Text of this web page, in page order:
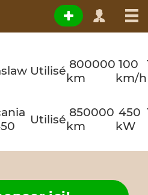
Utilisé 800000
km
100
km/h
Utilisé
850000
km
450
kW